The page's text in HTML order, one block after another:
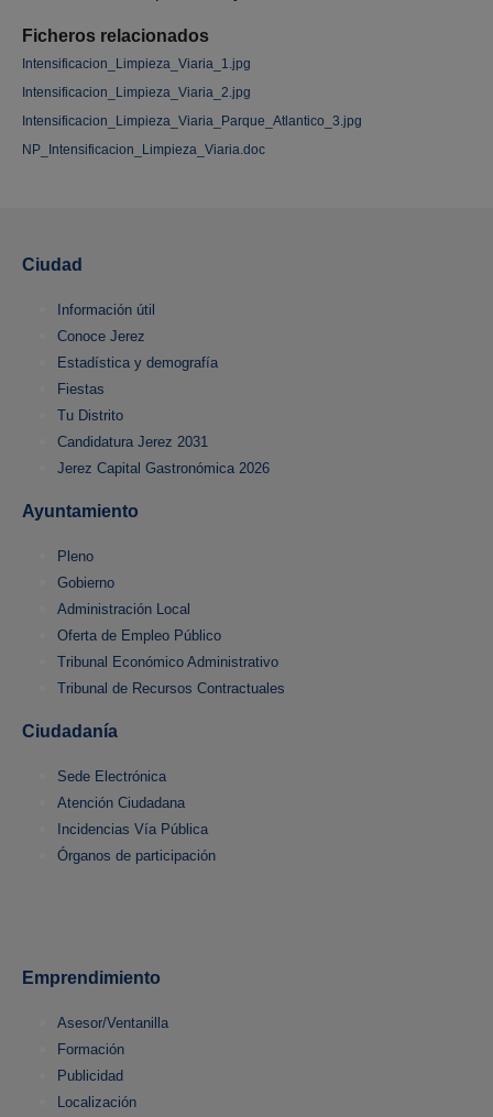
Ficheros relacionados
Intensificacion_Limpieza_Viaria_1.jpg
Intensificacion_Limpieza_Viaria_2.jpg
Intensificacion_Limpieza_Viaria_Parque_Atlantico_3.jpg
NP_Intensificacion_Limpieza_Viaria.doc
Ciudad
Información útil
Conoce Jerez
Estadística y demografía
Fiestas
Tu Distrito
Candidatura Jerez 2031
Jerez Capital Gastronómica 2026
Ayuntamiento
Pleno
Gobierno
Administración Local
Oferta de Empleo Público
Tribunal Económico Administrativo
Tribunal de Recursos Contractuales
Ciudadanía
Sede Electrónica
Atención Ciudadana
Incidencias Vía Pública
Órganos de participación
Emprendimiento
Asesor/Ventanilla
Formación
Publicidad
Localización